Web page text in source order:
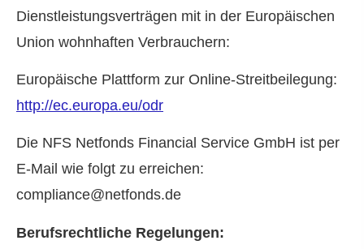
Dienstleistungsverträgen mit in der Europäischen
Union wohnhaften Verbrauchern:
Europäische Plattform zur Online-Streitbeilegung:
http://ec.europa.eu/odr
Die NFS Netfonds Financial Service GmbH ist per
E-Mail wie folgt zu erreichen:
compliance@netfonds.de
Berufsrechtliche Regelungen: